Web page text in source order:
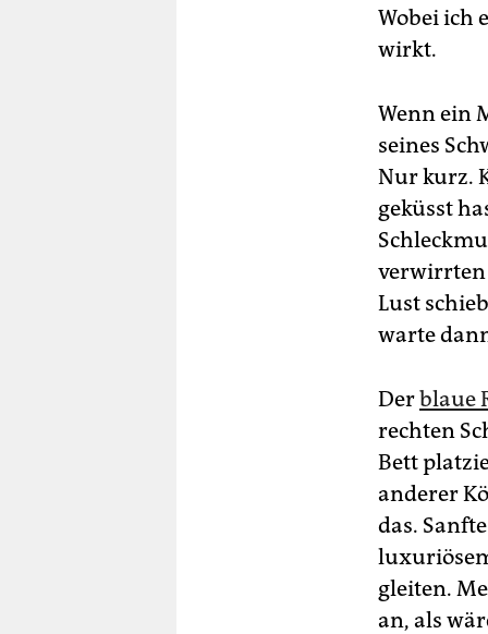
Wobei ich
wirkt.
Wenn ein
seines
Nur kurz.
geküsst
verwirrten
Lust
warte
Derblaue
rechten
Bett
anderer
das.
gleiten.
an, als